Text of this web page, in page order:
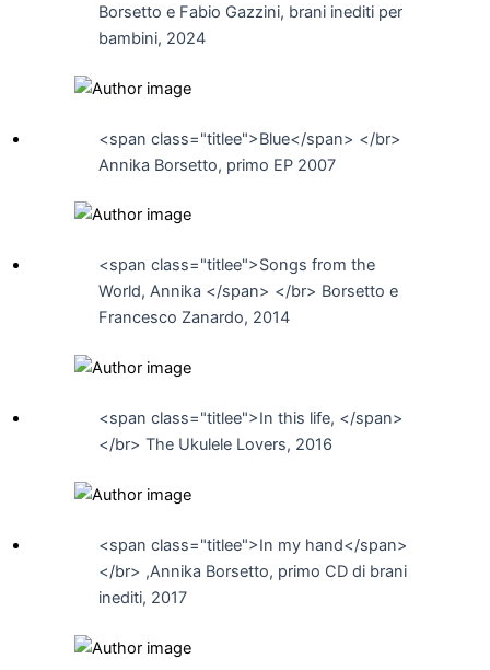
Borsetto e Fabio Gazzini, brani inediti per
bambini, 2024
<span class="titlee">Blue</span> </br>
Annika Borsetto, primo EP 2007
<span class="titlee">Songs from the
World, Annika </span> </br> Borsetto e
Francesco Zanardo, 2014
<span class="titlee">In this life, </span>
</br> The Ukulele Lovers, 2016
<span class="titlee">In my hand</span>
</br> ,Annika Borsetto, primo CD di brani
inediti, 2017